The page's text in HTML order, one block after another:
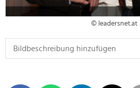
© leadersnet.at